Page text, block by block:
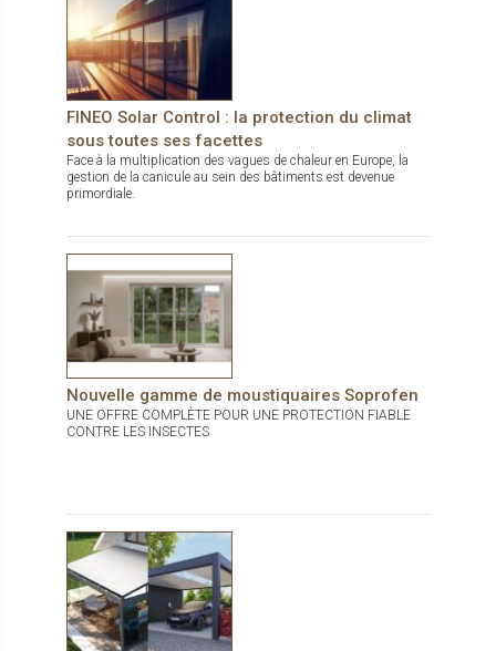
FINEO Solar Control : la protection du climat
sous toutes ses facettes
Face à la multiplication des vagues de chaleur en Europe, la
gestion de la canicule au sein des bâtiments est devenue
primordiale.
Nouvelle gamme de moustiquaires Soprofen
UNE OFFRE COMPLÈTE POUR UNE PROTECTION FIABLE
CONTRE LES INSECTES